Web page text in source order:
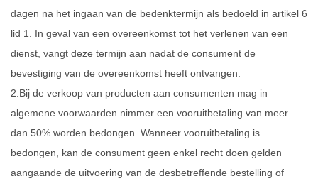
dagen na het ingaan van de bedenktermijn als bedoeld in artikel 6
lid 1. In geval van een overeenkomst tot het verlenen van een
dienst, vangt deze termijn aan nadat de consument de
bevestiging van de overeenkomst heeft ontvangen.
2.Bij de verkoop van producten aan consumenten mag in
algemene voorwaarden nimmer een vooruitbetaling van meer
dan 50% worden bedongen. Wanneer vooruitbetaling is
bedongen, kan de consument geen enkel recht doen gelden
aangaande de uitvoering van de desbetreffende bestelling of